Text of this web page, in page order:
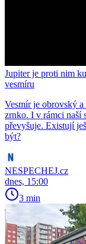
Jupiter je proti nim
vesmíru
Vesmír je obrovský a
zrnko. I v rámci naší
převyšuje. Existují
být?
NESPECHEJ.cz
dnes, 15:00
3 min